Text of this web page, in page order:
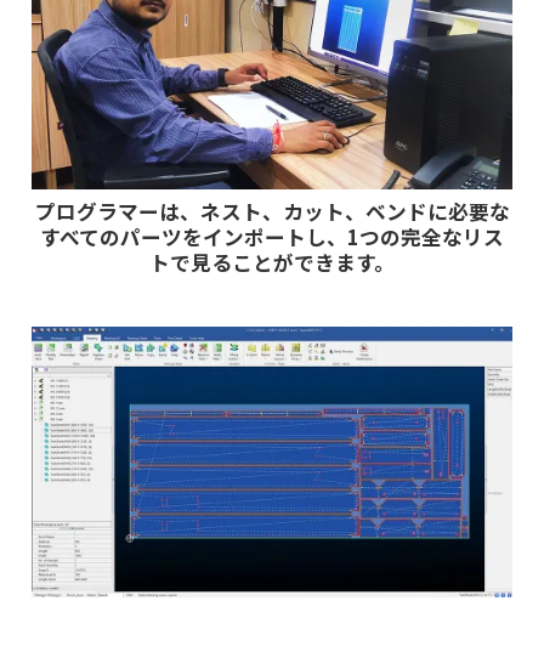
プログラマーは、ネスト、カット、ベンドに必要な
すべてのパーツをインポートし、1つの完全なリス
トで見ることができます。